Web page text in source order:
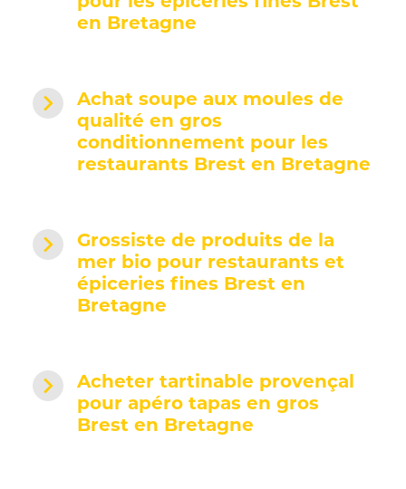
en Bretagne
navigate_next
Achat soupe aux moules de
qualité en gros
conditionnement pour les
restaurants Brest en Bretagne
navigate_next
Grossiste de produits de la
mer bio pour restaurants et
épiceries fines Brest en
Bretagne
navigate_next
Acheter tartinable provençal
pour apéro tapas en gros
Brest en Bretagne